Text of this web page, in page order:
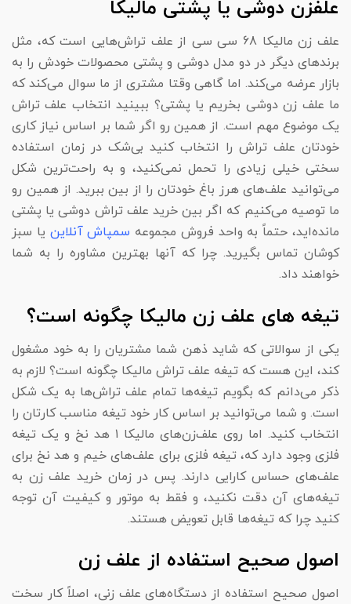
علفزن دوشی یا پشتی مالیکا
علف زن مالیکا 68 سی سی از علف تراش‌هایی است که، مثل
برندهای دیگر در دو مدل دوشی و پشتی محصولات خودش را به
بازار عرضه می‌کند. اما گاهی وقتا مشتری از ما سوال می‌کند که
ما علف زن دوشی بخریم یا پشتی؟ ببینید انتخاب علف تراش
یک موضوع مهم است. از همین رو اگر شما بر اساس نیاز کاری
خودتان علف تراش را انتخاب کنید بی‌شک در زمان استفاده
سختی خیلی زیادی را تحمل نمی‌کنید، و به راحت‌ترین شکل
می‌توانید علف‌های هرز باغ خودتان را از بین ببرید. از همین رو
ما توصیه می‌کنیم که اگر بین خرید علف تراش دوشی یا پشتی
مانده‌اید، حتماً به واحد فروش مجموعه سمپاش آنلاین یا سبز
کوشان تماس بگیرید. چرا که آنها بهترین مشاوره را به شما
خواهند داد.
تیغه های علف زن مالیکا چگونه است؟
یکی از سوالاتی که شاید ذهن شما مشتریان را به خود مشغول
کند، این هست که تیغه علف تراش مالیکا چگونه است؟ لازم به
ذکر می‌دانم که بگویم تیغه‌ها تمام علف تراش‌ها به یک شکل
است. و شما می‌توانید بر اساس کار خود تیغه مناسب کارتان را
انتخاب کنید. اما روی علف‌زن‌های مالیکا ۱ هد نخ و یک تیغه
فلزی وجود دارد که، تیغه فلزی برای علف‌های خیم و هد نخ برای
علف‌های حساس کارایی دارند. پس در زمان خرید علف زن به
تیغه‌های آن دقت نکنید، و فقط به موتور و کیفیت آن توجه
کنید چرا که تیغه‌ها قابل تعویض هستند.
اصول صحیح استفاده از علف زن
اصول صحیح استفاده از دستگاه‌های علف زنی، اصلاً کار سخت